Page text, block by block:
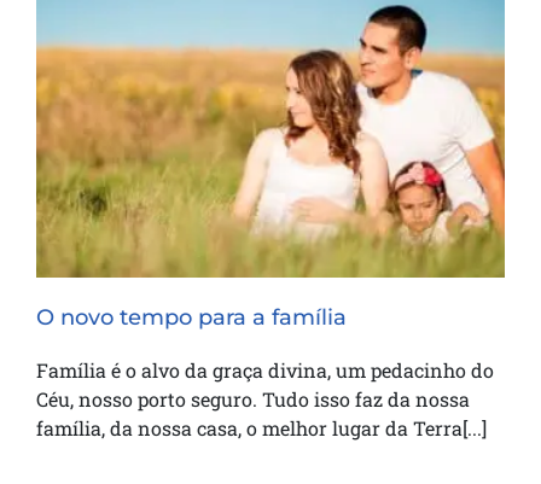
O novo tempo para a família
O novo tempo para a família
Família é o alvo da graça divina, um pedacinho do
Céu, nosso porto seguro. Tudo isso faz da nossa
família, da nossa casa, o melhor lugar da Terra[...]